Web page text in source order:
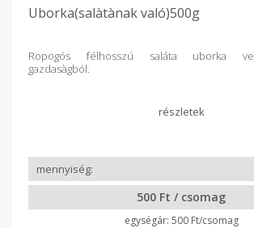
Uborka(salàtànak való)500g
Ropogós félhosszú saláta uborka
gazdasàgból.
500 Ft / csomag
500 Ft/csomag